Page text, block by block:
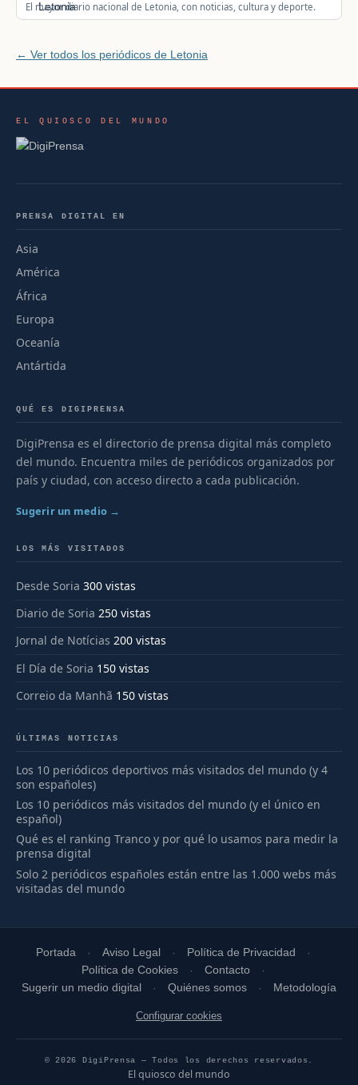
El mayor diario nacional de Letonia, con noticias, cultura y deporte.
← Ver todos los periódicos de Letonia
EL QUIOSCO DEL MUNDO
PRENSA DIGITAL EN
Asia
América
África
Europa
Oceanía
Antártida
QUÉ ES DIGIPRENSA
DigiPrensa es el directorio de prensa digital más completo
del mundo. Encuentra miles de periódicos organizados por
país y ciudad, con acceso directo a cada publicación.
Sugerir un medio →
LOS MÁS VISITADOS
Desde Soria 300 vistas
Diario de Soria 250 vistas
Jornal de Notícias 200 vistas
El Día de Soria 150 vistas
Correio da Manhã 150 vistas
ÚLTIMAS NOTICIAS
Los 10 periódicos deportivos más visitados del mundo (y 4
son españoles)
Los 10 periódicos más visitados del mundo (y el único en
español)
Qué es el ranking Tranco y por qué lo usamos para medir la
prensa digital
Solo 2 periódicos españoles están entre las 1.000 webs más
visitadas del mundo
Portada Aviso Legal
Política de Privacidad
Política de Cookies
Contacto
Sugerir un medio digital
Quiénes somos Metodología
Configurar cookies
© 2026 DigiPrensa — Todos los derechos reservados.
El quiosco del mundo